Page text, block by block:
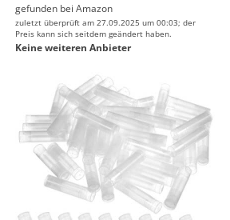
gefunden bei Amazon
zuletzt überprüft am 27.09.2025 um 00:03; der
Preis kann sich seitdem geändert haben.
Keine weiteren Anbieter